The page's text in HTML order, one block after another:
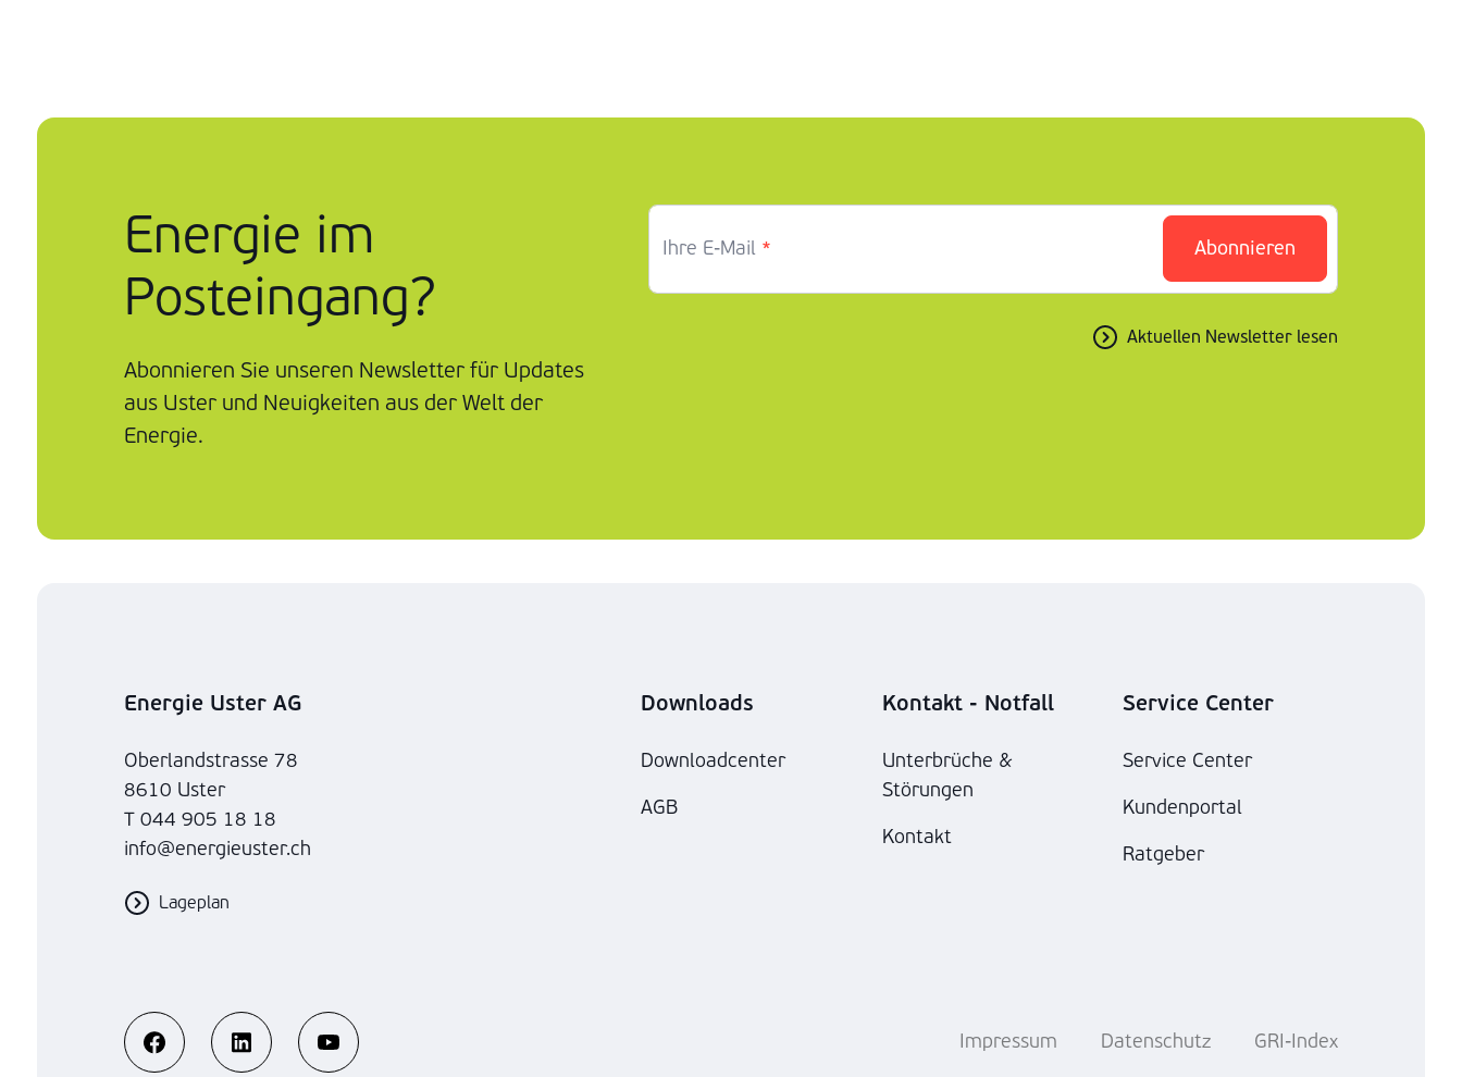
Energie im
Posteingang?
Abonnieren Sie unseren Newsletter für Updates
aus Uster und Neuigkeiten aus der Welt der
Energie.
Ihre E-Mail * Abonnieren
Aktuellen Newsletter lesen
Energie Uster AG
Oberlandstrasse 78
8610 Uster
T 044 905 18 18
info@energieuster.ch
Lageplan
Downloads
Downloadcenter
AGB
Kontakt - Notfall
Unterbrüche &
Störungen
Kontakt
Service Center
Service Center
Kundenportal
Ratgeber
Impressum Datenschutz GRI-Index